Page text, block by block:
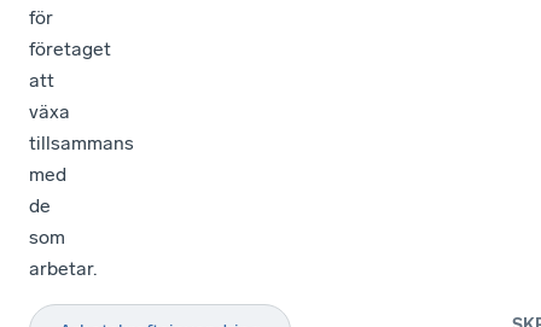
för
företaget
att
växa
tillsammans
med
de
som
arbetar.